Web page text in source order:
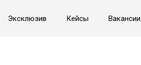
Эксклюзив Кейсы Вакансии